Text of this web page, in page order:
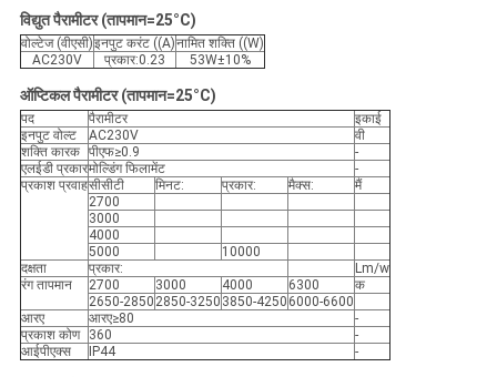
विद्युत पैरामीटर (तापमान=25°C)
वोल्टेज (वीएसी)इनपुट करंट ((A)नामित शक्ति ((W)
AC230V
प्रकार:0.23 53W±10%
ऑप्टिकल पैरामीटर (तापमान=25°C)
पद पैरामीटर
इकाई
इनपुट वोल्ट
AC230V
वी
शक्ति कारक पीएफ≥0.9
-
एलईडी प्रकारमोल्डिंग फिलामेंट
-
प्रकाश प्रवाहसीसीटी मिनट: प्रकार: मैक्स:
मैं
2700
3000
4000
5000
10000
दक्षता
प्रकार:
Lm/w
रंग तापमान
2700 3000 4000 6300
क
2650-2850 2850-3250 3850-4250 6000-6600
आरए
आरए≥80
-
प्रकाश कोण
360
-
आईपीएक्स
IP44 -